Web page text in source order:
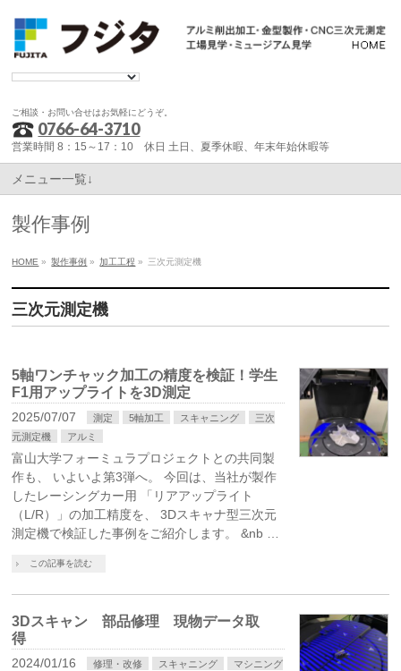
ご相談・お問い合せはお気軽にどうぞ。
0766-64-3710
営業時間 8：15～17：10 休日 土日、夏季休暇、年末年始休暇等
メニュー一覧↓
製作事例
HOME » 製作事例 » 加工工程 » 三次元測定機
三次元測定機
5軸ワンチャック加工の精度を検証！学生
F1用アップライトを3D測定
2025/07/07 測定 5軸加工 スキャニング
三次
元測定機
アルミ
富山大学フォーミュラプロジェクトとの共同製
作も、 いよいよ第3弾へ。 今回は、当社が製作
したレーシングカー用 「リアアップライト
（L/R）」の加工精度を、 3Dスキャナ型三次元
測定機で検証した事例をご紹介します。 &nb …
この記事を読む
3Dスキャン 部品修理 現物データ取
得
2024/01/16 修理・改修 スキャニング
マシニング